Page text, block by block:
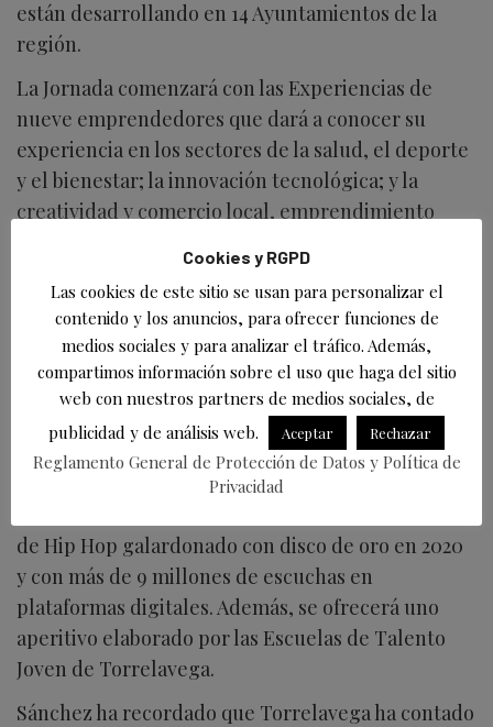
están desarrollando en 14 Ayuntamientos de la
región.
La Jornada comenzará con las Experiencias de
nueve emprendedores que dará a conocer su
experiencia en los sectores de la salud, el deporte
y el bienestar; la innovación tecnológica; y la
creatividad y comercio local, emprendimiento
A continuación, se realizará el ‘Reto Emprendedor:
¡El Huevo Creativo!’. Los asistentes, ha indicado,
formando un equipo con otros participantes
tendrán que utilizar su creatividad para idear
soluciones innovadoras, y todo inspirado en un
‘simple huevo’.
Como cierre de Jornada se ha preparado una
de Hip Hop galardonado con disco de oro en 2020
y con más de 9 millones de escuchas en
plataformas digitales. Además, se ofrecerá uno
aperitivo elaborado por las Escuelas de Talento
Joven de Torrelavega.
Sánchez ha recordado que Torrelavega ha contado
Cookies y RGPD
Las cookies de este sitio se usan para personalizar el
contenido y los anuncios, para ofrecer funciones de
medios sociales y para analizar el tráfico. Además,
compartimos información sobre el uso que haga del sitio
web con nuestros partners de medios sociales, de
publicidad y de análisis web.
Aceptar Rechazar
Reglamento General de Protección de Datos y Política de
Privacidad